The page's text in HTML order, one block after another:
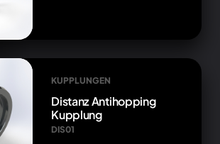
KUPPLUNGEN
Distanz Antihopping
Kupplung
DIS01